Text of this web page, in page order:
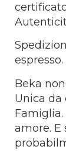
espresso.
Beka
Unica da
amore. E